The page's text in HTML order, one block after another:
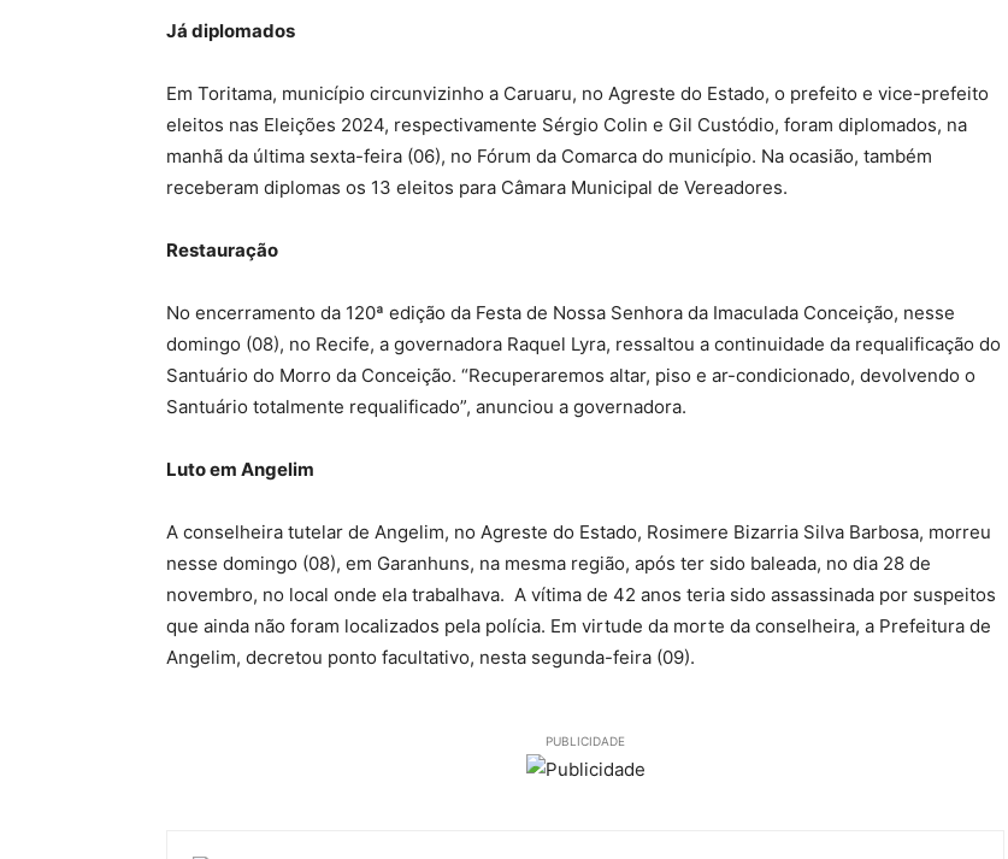
Já diplomados
Em Toritama, município circunvizinho a Caruaru, no Agreste do Estado, o prefeito e vice-prefeito
eleitos nas Eleições 2024, respectivamente Sérgio Colin e Gil Custódio, foram diplomados, na
manhã da última sexta-feira (06), no Fórum da Comarca do município. Na ocasião, também
receberam diplomas os 13 eleitos para Câmara Municipal de Vereadores.
Restauração
No encerramento da 120ª edição da Festa de Nossa Senhora da Imaculada Conceição, nesse
domingo (08), no Recife, a governadora Raquel Lyra, ressaltou a continuidade da requalificação do
Santuário do Morro da Conceição. “Recuperaremos altar, piso e ar-condicionado, devolvendo o
Santuário totalmente requalificado”, anunciou a governadora.
Luto em Angelim
A conselheira tutelar de Angelim, no Agreste do Estado, Rosimere Bizarria Silva Barbosa, morreu
nesse domingo (08), em Garanhuns, na mesma região, após ter sido baleada, no dia 28 de
novembro, no local onde ela trabalhava. A vítima de 42 anos teria sido assassinada por suspeitos
que ainda não foram localizados pela polícia. Em virtude da morte da conselheira, a Prefeitura de
Angelim, decretou ponto facultativo, nesta segunda-feira (09).
PUBLICIDADE